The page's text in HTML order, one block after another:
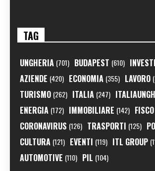
TAG
UNGHERIA (701) BUDAPEST (610)
AZIENDE (420) ECONOMIA (355) LAVORO
TURISMO (262) ITALIA (247)
ENERGIA (172) IMMOBILIARE (142) FISCO
CORONAVIRUS (126) TRASPORTI (125)
CULTURA (121) EVENTI (119) ITL GROUP
AUTOMOTIVE (110) PIL (104)